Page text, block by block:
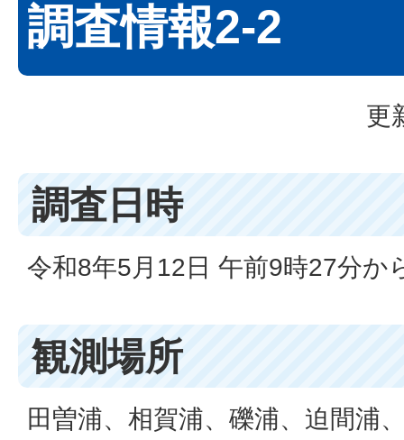
調査情報2-2
更
調査日時
令和8年5月12日 午前9時27分か
観測場所
田曽浦、相賀浦、礫浦、迫間浦